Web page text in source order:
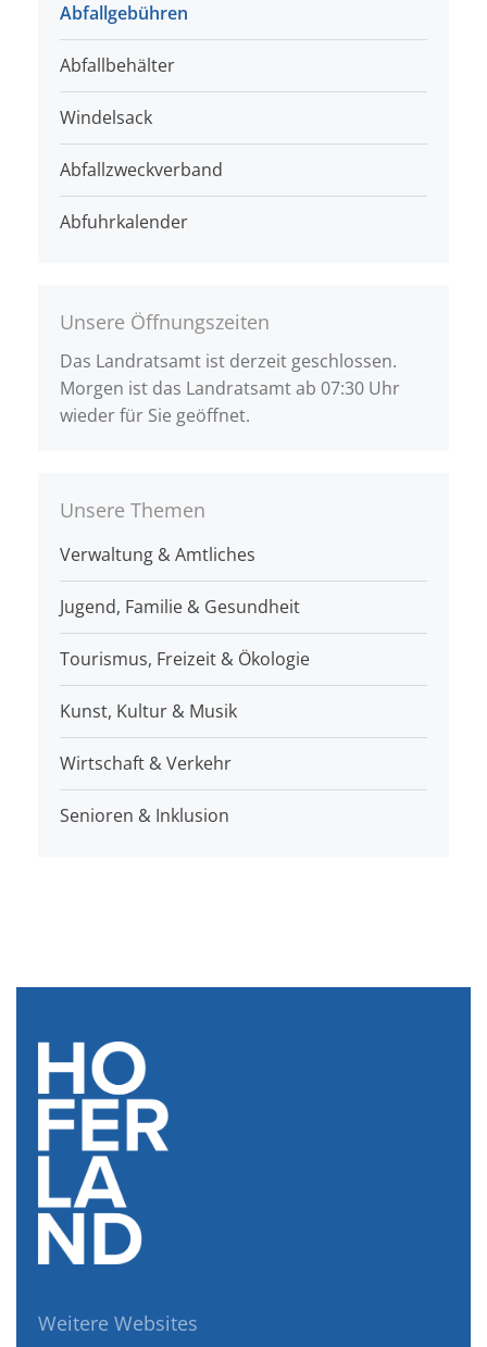
Abfallgebühren
Abfallbehälter
Windelsack
Abfallzweckverband
Abfuhrkalender
Unsere Öffnungszeiten
Das Landratsamt ist derzeit geschlossen.
Morgen ist das Landratsamt ab 07:30 Uhr
wieder für Sie geöffnet.
Unsere Themen
Verwaltung & Amtliches
Jugend, Familie & Gesundheit
Tourismus, Freizeit & Ökologie
Kunst, Kultur & Musik
Wirtschaft & Verkehr
Senioren & Inklusion
Weitere Websites